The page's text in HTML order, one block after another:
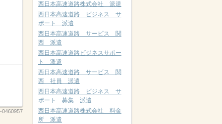
0460957
西日本高速道路株式会社 派遣
西日本高速道路 ビジネス サ
ポート 派遣
西日本高速道路 サービス 関
西 派遣
西日本高速道路ビジネスサポー
ト 派遣
西日本高速道路 サービス 関
西 社員 派遣
西日本高速道路 ビジネス サ
ポート 募集 派遣
西日本高速道路株式会社 料金
所 派遣